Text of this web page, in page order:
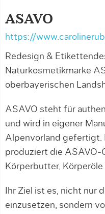
ASAVO
https://
Redesign &
Naturkosmetikmarke
oberbayerischen
ASAVO steht für
und wird in eigener
Alpenvorland gefertigt.
produziert die ASAVO-
Körperbutter,
Ihr Ziel ist es, nicht nur
einzusetzen, sondern